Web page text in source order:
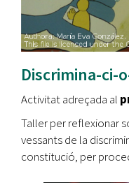
Discrimina-ci-
Activitat adreçada al
Taller per reflexionar
vessants de la
constitució, per